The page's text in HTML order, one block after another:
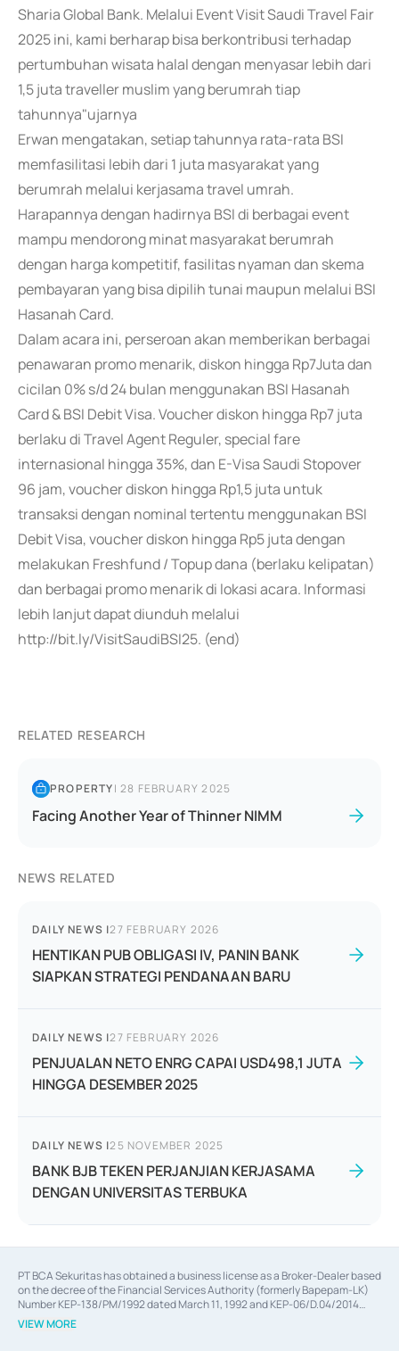
Sharia Global Bank. Melalui Event Visit Saudi Travel Fair
2025 ini, kami berharap bisa berkontribusi terhadap
pertumbuhan wisata halal dengan menyasar lebih dari
1,5 juta traveller muslim yang berumrah tiap
tahunnya"ujarnya
Erwan mengatakan, setiap tahunnya rata-rata BSI
memfasilitasi lebih dari 1 juta masyarakat yang
berumrah melalui kerjasama travel umrah.
Harapannya dengan hadirnya BSI di berbagai event
mampu mendorong minat masyarakat berumrah
dengan harga kompetitif, fasilitas nyaman dan skema
pembayaran yang bisa dipilih tunai maupun melalui BSI
Hasanah Card.
Dalam acara ini, perseroan akan memberikan berbagai
penawaran promo menarik, diskon hingga Rp7Juta dan
cicilan 0% s/d 24 bulan menggunakan BSI Hasanah
Card & BSI Debit Visa. Voucher diskon hingga Rp7 juta
berlaku di Travel Agent Reguler, special fare
internasional hingga 35%, dan E-Visa Saudi Stopover
96 jam, voucher diskon hingga Rp1,5 juta untuk
transaksi dengan nominal tertentu menggunakan BSI
Debit Visa, voucher diskon hingga Rp5 juta dengan
melakukan Freshfund / Topup dana (berlaku kelipatan)
dan berbagai promo menarik di lokasi acara. Informasi
lebih lanjut dapat diunduh melalui
http://bit.ly/VisitSaudiBSI25. (end)
RELATED RESEARCH
PROPERTY|28 FEBRUARY 2025
Facing Another Year of Thinner NIMM
NEWS RELATED
DAILY NEWS |27 FEBRUARY 2026
HENTIKAN PUB OBLIGASI IV, PANIN BANK
SIAPKAN STRATEGI PENDANAAN BARU
DAILY NEWS |27 FEBRUARY 2026
PENJUALAN NETO ENRG CAPAI USD498,1 JUTA
HINGGA DESEMBER 2025
DAILY NEWS |25 NOVEMBER 2025
BANK BJB TEKEN PERJANJIAN KERJASAMA
DENGAN UNIVERSITAS TERBUKA
PT BCA Sekuritas has obtained a business license as a Broker-Dealer based
on the decree of the Financial Services Authority (formerly Bapepam-LK)
Number KEP-138/PM/1992 dated March 11, 1992 and KEP-06/D.04/2014
dated February 28, 2014, a business license as an Underwriter based on the
decree of the Financial Services Authority Number KEP-12/PM/PEE/1997
VIEW MORE